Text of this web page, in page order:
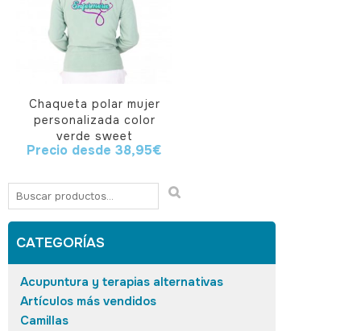
Chaqueta polar mujer
personalizada color
verde sweet
Precio desde 38,95€
CATEGORÍAS
Acupuntura y terapias alternativas
Artículos más vendidos
Camillas